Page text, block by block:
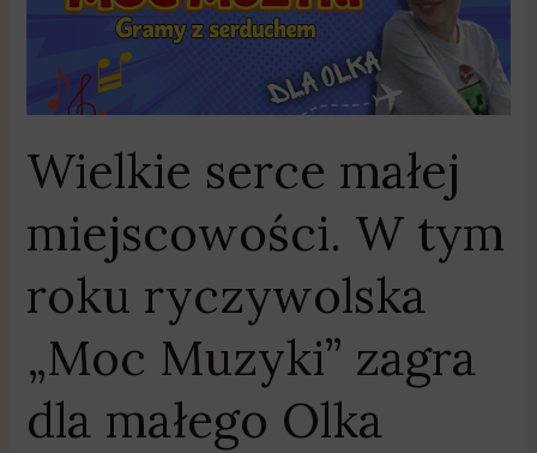
Wielkie serce małej
miejscowości. W tym
roku ryczywolska
„Moc Muzyki” zagra
dla małego Olka
roku
ryczywolska
Muzyki”
zagra
małego